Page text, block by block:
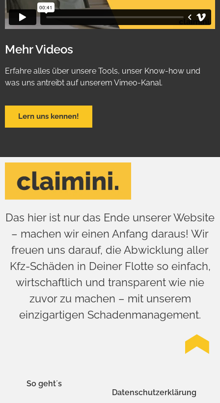
Mehr Videos
Erfahre alles über unsere Tools, unser Know-how und
was uns antreibt auf unserem Vimeo-Kanal.
Lern uns kennen!
Das hier ist nur das Ende unserer Website
– machen wir einen Anfang daraus! Wir
freuen uns darauf, die Abwicklung aller
Kfz-Schäden in Deiner Flotte so einfach,
wirtschaftlich und transparent wie nie
zuvor zu machen – mit unserem
einzigartigen Schadenmanagement.
So geht´s
Datenschutzerklärung